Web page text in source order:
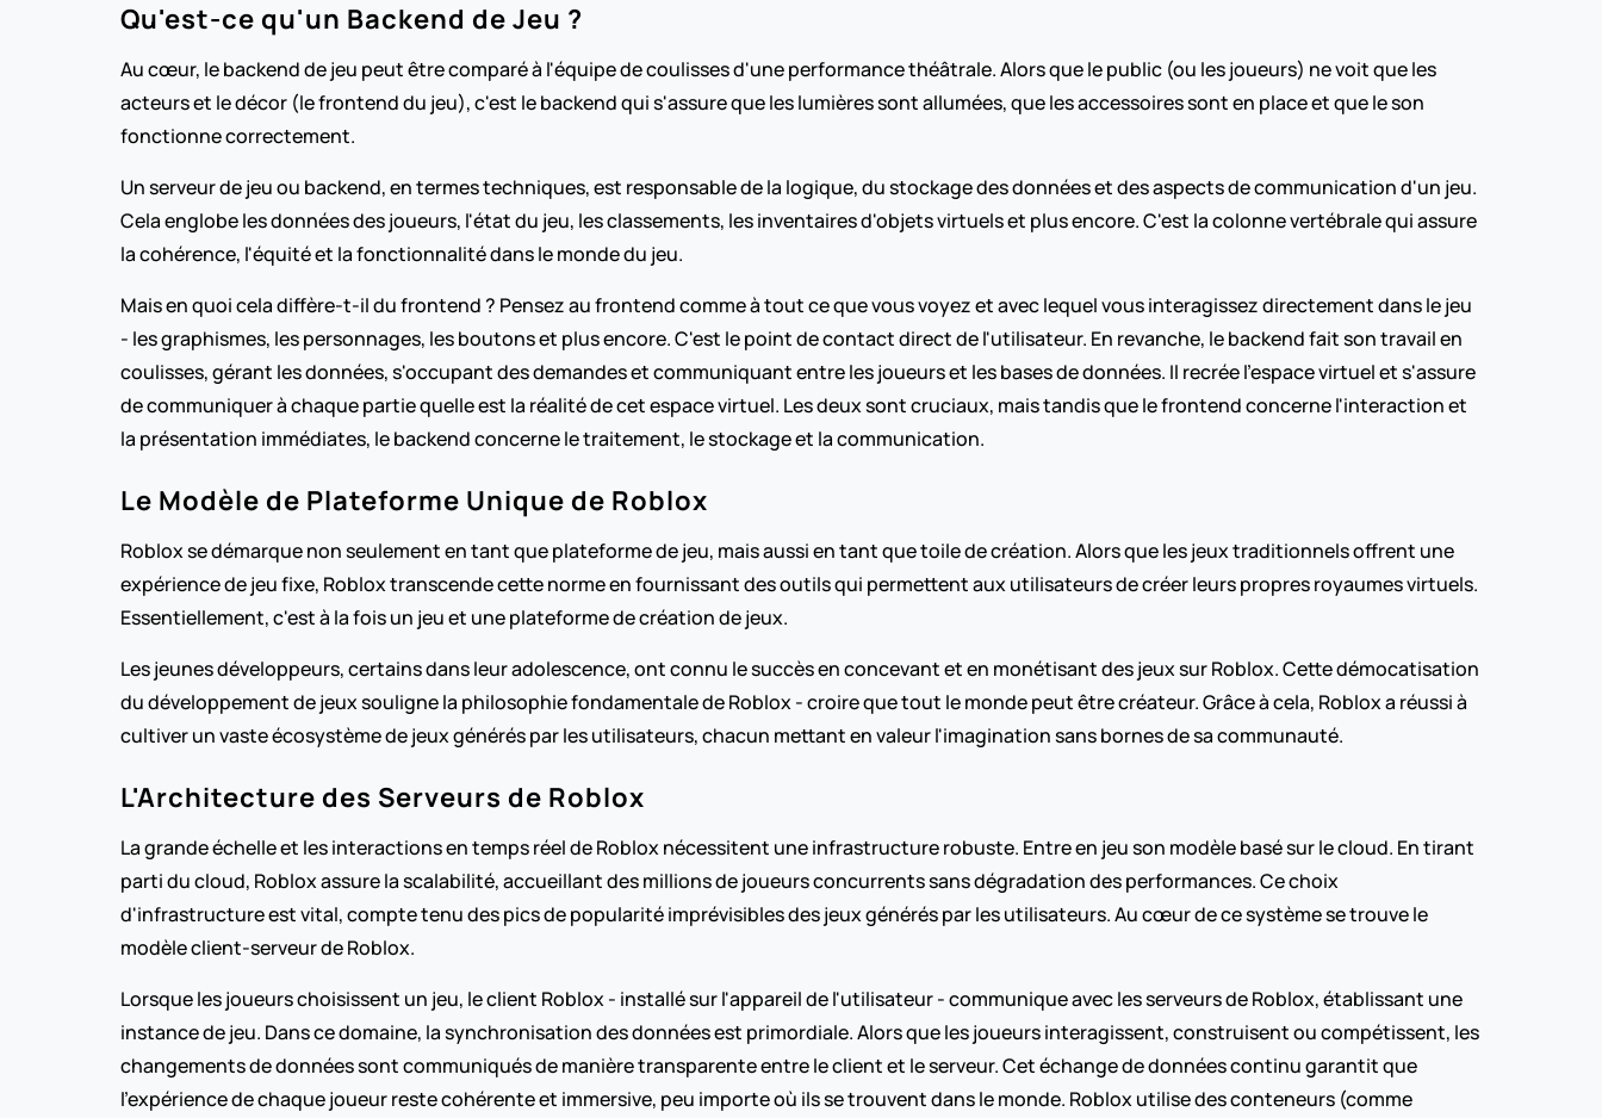
Qu'est-ce qu'un Backend de Jeu ?
Au cœur, le backend de jeu peut être comparé à l'équipe de coulisses d'une performance théâtrale. Alors que le public (ou les joueurs) ne voit que les
acteurs et le décor (le frontend du jeu), c'est le backend qui s'assure que les lumières sont allumées, que les accessoires sont en place et que le son
fonctionne correctement.
Un serveur de jeu ou backend, en termes techniques, est responsable de la logique, du stockage des données et des aspects de communication d'un jeu.
Cela englobe les données des joueurs, l'état du jeu, les classements, les inventaires d'objets virtuels et plus encore. C'est la colonne vertébrale qui assure
la cohérence, l'équité et la fonctionnalité dans le monde du jeu.
Mais en quoi cela diffère-t-il du frontend ? Pensez au frontend comme à tout ce que vous voyez et avec lequel vous interagissez directement dans le jeu
- les graphismes, les personnages, les boutons et plus encore. C'est le point de contact direct de l'utilisateur. En revanche, le backend fait son travail en
coulisses, gérant les données, s'occupant des demandes et communiquant entre les joueurs et les bases de données. Il recrée l'espace virtuel et s'assure
de communiquer à chaque partie quelle est la réalité de cet espace virtuel. Les deux sont cruciaux, mais tandis que le frontend concerne l'interaction et
la présentation immédiates, le backend concerne le traitement, le stockage et la communication.
Le Modèle de Plateforme Unique de Roblox
Roblox se démarque non seulement en tant que plateforme de jeu, mais aussi en tant que toile de création. Alors que les jeux traditionnels offrent une
expérience de jeu fixe, Roblox transcende cette norme en fournissant des outils qui permettent aux utilisateurs de créer leurs propres royaumes virtuels.
Essentiellement, c'est à la fois un jeu et une plateforme de création de jeux.
Les jeunes développeurs, certains dans leur adolescence, ont connu le succès en concevant et en monétisant des jeux sur Roblox. Cette démocatisation
du développement de jeux souligne la philosophie fondamentale de Roblox - croire que tout le monde peut être créateur. Grâce à cela, Roblox a réussi à
cultiver un vaste écosystème de jeux générés par les utilisateurs, chacun mettant en valeur l'imagination sans bornes de sa communauté.
L'Architecture des Serveurs de Roblox
La grande échelle et les interactions en temps réel de Roblox nécessitent une infrastructure robuste. Entre en jeu son modèle basé sur le cloud. En tirant
parti du cloud, Roblox assure la scalabilité, accueillant des millions de joueurs concurrents sans dégradation des performances. Ce choix
d'infrastructure est vital, compte tenu des pics de popularité imprévisibles des jeux générés par les utilisateurs. Au cœur de ce système se trouve le
modèle client-serveur de Roblox.
Lorsque les joueurs choisissent un jeu, le client Roblox - installé sur l'appareil de l'utilisateur - communique avec les serveurs de Roblox, établissant une
instance de jeu. Dans ce domaine, la synchronisation des données est primordiale. Alors que les joueurs interagissent, construisent ou compétissent, les
changements de données sont communiqués de manière transparente entre le client et le serveur. Cet échange de données continu garantit que
l'expérience de chaque joueur reste cohérente et immersive, peu importe où ils se trouvent dans le monde. Roblox utilise des conteneurs (comme